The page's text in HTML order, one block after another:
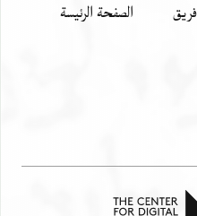
الصفحة الرئيسة